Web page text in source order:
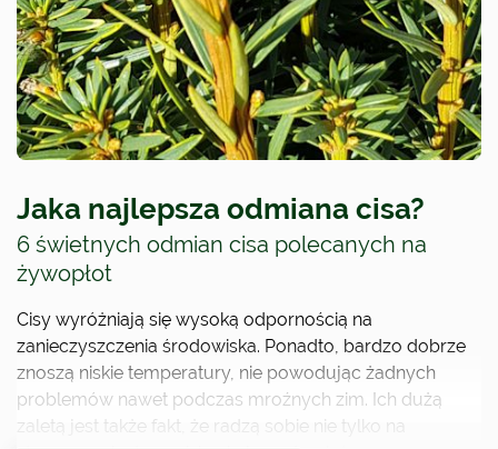
Jaka najlepsza odmiana cisa?
6 świetnych odmian cisa polecanych na
żywopłot
Cisy wyróżniają się wysoką odpornością na
zanieczyszczenia środowiska. Ponadto, bardzo dobrze
znoszą niskie temperatury, nie powodując żadnych
problemów nawet podczas mroźnych zim. Ich dużą
zaletą jest także fakt, że radzą sobie nie tylko na